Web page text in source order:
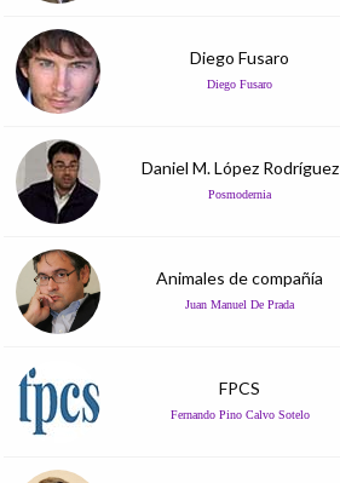
Diego Fusaro
Diego Fusaro
Daniel M. López Rodríguez
Posmodernia
Animales de compañía
Juan Manuel De Prada
FPCS
Fernando Pino Calvo Sotelo